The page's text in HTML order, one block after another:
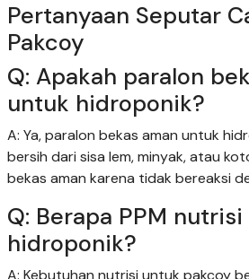
Pertanyaan Seputar
Pakcoy
Q: Apakah paralon
untuk hidroponik?
A: Ya, paralon bekas aman untuk
bersih dari sisa lem, minyak, atau
bekas aman karena tidak bereaksi
Q: Berapa PPM
hidroponik?
A: Kebutuhan nutrisi untuk pakcoy